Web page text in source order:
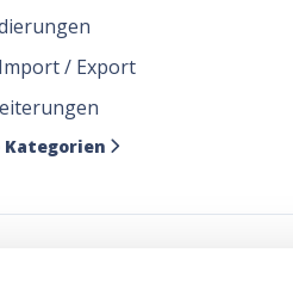
/ Export
Kategorien 